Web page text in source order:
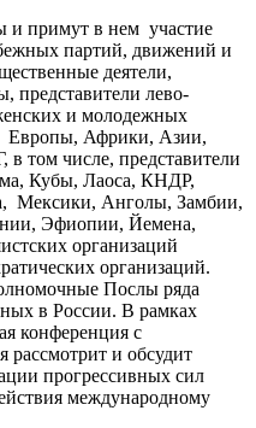
и примут в нем участие
партий, движений и
деятели,
представители лево-
и молодежных
Европы, Африки, Азии,
том числе, представители
Кубы, Лаоса, КНДР,
Мексики, Анголы, Замбии,
Эфиопии, Йемена,
организаций
организаций.
Послы ряда
в России. В рамках
конференция с
рассмотрит и обсудит
прогрессивных сил
международному